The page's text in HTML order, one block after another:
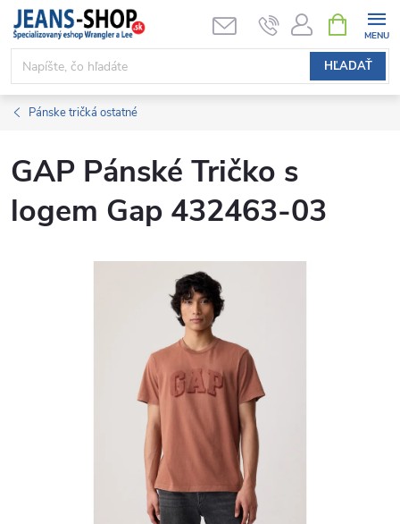
Prejsť
obsah
HĽADAŤ
KOŠÍK
Pánske tričká ostatné
GAP Pánské Tričko s
logem Gap 432463-03